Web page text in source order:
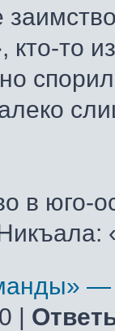
кто-то
в юго-
—
|